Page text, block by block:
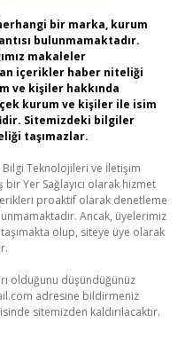
bir marka, kurum
bulunmamaktadır.
makaleler
içerikler haber niteliği
ve kişiler hakkında
kurum ve kişiler ile isim
Sitemizdeki bilgiler
taşımazlar.
Bilgi Teknolojileri ve İletişim
bir Yer Sağlayıcı olarak hizmet
proaktif olarak denetleme
Ancak, üyelerimiz
olup, siteye üye olarak
olduğunu düşündüğünüz
adresine bildirmeniz
sitemizden kaldırılacaktır.